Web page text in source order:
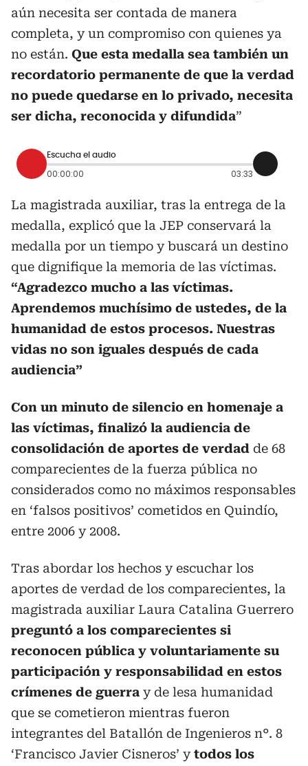
aún necesita ser contada de manera
completa, y un compromiso con quienes ya
no están. Que esta medalla sea también un
recordatorio permanente de que la verdad
no puede quedarse en lo privado, necesita
ser dicha, reconocida y difundida”
Escucha el audio
00:00:00 03:33
La magistrada auxiliar, tras la entrega de la
medalla, explicó que la JEP conservará la
medalla por un tiempo y buscará un destino
que dignifique la memoria de las víctimas.
“Agradezco mucho a las víctimas.
Aprendemos muchísimo de ustedes, de la
humanidad de estos procesos. Nuestras
vidas no son iguales después de cada
audiencia”
Con un minuto de silencio en homenaje a
las víctimas, finalizó la audiencia de
consolidación de aportes de verdad de 68
comparecientes de la fuerza pública no
considerados como no máximos responsables
en ‘falsos positivos’ cometidos en Quindío,
entre 2006 y 2008.
Tras abordar los hechos y escuchar los
aportes de verdad de los comparecientes, la
magistrada auxiliar Laura Catalina Guerrero
preguntó a los comparecientes si
reconocen pública y voluntariamente su
participación y responsabilidad en estos
crímenes de guerra y de lesa humanidad
que se cometieron mientras fueron
integrantes del Batallón de Ingenieros n°. 8
‘Francisco Javier Cisneros’ ytodos los